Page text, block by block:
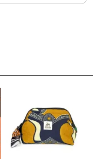
ョップ in バラカギ
ガティンガを描こ